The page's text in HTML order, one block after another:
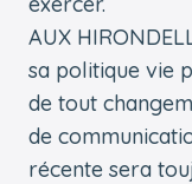
AUX
sa politique vie
de tout
de
récente sera